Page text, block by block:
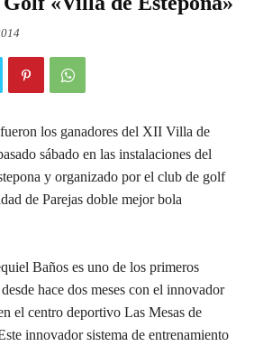
los ganadores del XII Villa de
sábado en las instalaciones del
y organizado por el club de golf
de Parejas doble mejor bola
Baños es uno de los primeros
hace dos meses con el innovador
el centro deportivo Las Mesas de
innovador sistema de entrenamiento